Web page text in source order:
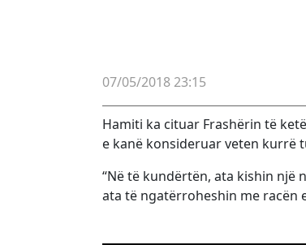
07/05/2018 23:15
Hamiti ka cituar Frashërin të
e kanë konsideruar veten kurrë
“Në të kundërtën, ata kishin
ata të ngatërroheshin me racën